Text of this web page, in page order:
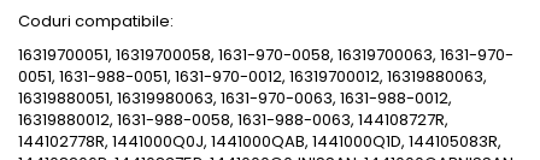
Coduri compatibile:
16319700051, 16319700058, 1631-970-0058, 16319700063, 1631-970-
0051, 1631-988-0051, 1631-970-0012, 16319700012, 16319880063,
16319880051, 16319980063, 1631-970-0063, 1631-988-0012,
16319880012, 1631-988-0058, 1631-988-0063, 144108727R,
144102778R, 1441000Q0J, 1441000QAB, 1441000Q1D, 144105083R,